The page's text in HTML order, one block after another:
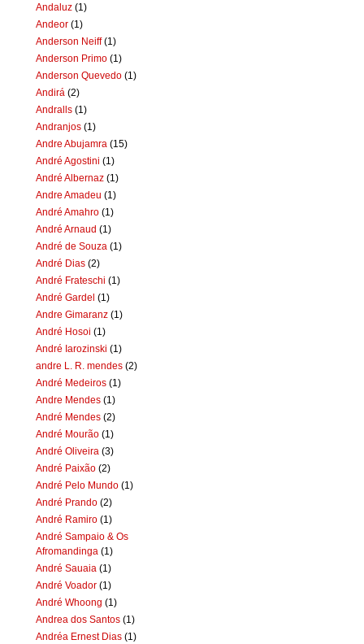
Andaluz (1)
Andeor (1)
Anderson Neiff (1)
Anderson Primo (1)
Anderson Quevedo (1)
Andirá (2)
Andralls (1)
Andranjos (1)
Andre Abujamra (15)
André Agostini (1)
André Albernaz (1)
Andre Amadeu (1)
André Amahro (1)
André Arnaud (1)
André de Souza (1)
André Dias (2)
André Frateschi (1)
André Gardel (1)
Andre Gimaranz (1)
André Hosoi (1)
André Iarozinski (1)
andre L. R. mendes (2)
André Medeiros (1)
Andre Mendes (1)
André Mendes (2)
André Mourão (1)
André Oliveira (3)
André Paixão (2)
André Pelo Mundo (1)
André Prando (2)
André Ramiro (1)
André Sampaio & Os
Afromandinga (1)
André Sauaia (1)
André Voador (1)
André Whoong (1)
Andrea dos Santos (1)
Andréa Ernest Dias (1)